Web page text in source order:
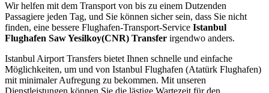
Wir helfen mit dem Transport von bis zu einem Dutzenden
Passagiere jeden Tag, und Sie können sicher sein, dass Sie nicht
finden, eine bessere Flughafen-Transport-Service Istanbul
Flughafen Saw Yesilkoy(CNR) Transfer irgendwo anders.
Istanbul Airport Transfers bietet Ihnen schnelle und einfache
Möglichkeiten, um und von Istanbul Flughafen (Atatürk Flughafen)
mit minimaler Aufregung zu bekommen. Mit unseren